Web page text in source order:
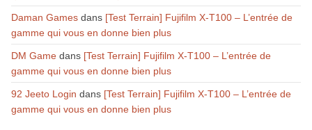
Daman Gamesdans [Test Terrain] Fujifilm X-T100 – L’entrée de
gamme qui vous en donne bien plus
DM Gamedans [Test Terrain] Fujifilm X-T100 – L’entrée de
gamme qui vous en donne bien plus
92 Jeeto Login dans [Test Terrain] Fujifilm X-T100 – L’entrée de
gamme qui vous en donne bien plus